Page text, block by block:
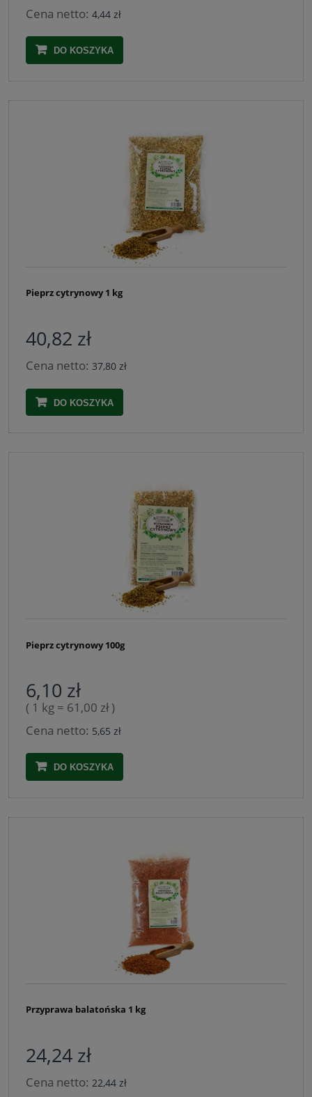
Cena netto: 4,44 zł
DO KOSZYKA
Pieprz cytrynowy 1 kg
40,82 zł
Cena netto: 37,80 zł
DO KOSZYKA
Pieprz cytrynowy 100g
6,10 zł
( 1 kg = 61,00 zł )
Cena netto: 5,65 zł
DO KOSZYKA
Przyprawa balatońska 1 kg
24,24 zł
Cena netto: 22,44 zł